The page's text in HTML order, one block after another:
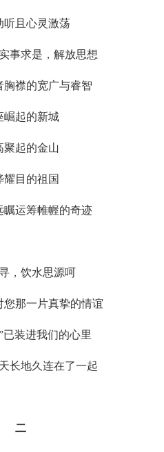
听且心灵激荡
事求是，解放思想
胸襟的宽广与睿智
崛起的新城
聚起的金山
耀目的祖国
瞩运筹帷幄的奇迹
，饮水思源呵
您那一片真挚的情谊
已装进我们的心里
长地久连在了一起
二